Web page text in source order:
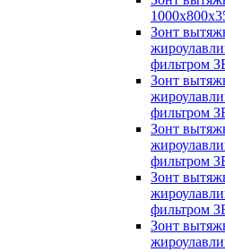
Зонт
фильтром
Зонт
фильтром
Зонт
фильтром
Зонт
фильтром
Зонт